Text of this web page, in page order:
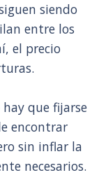
siendo
entre los
el precio
que fijarse
encontrar
sin inflar la
necesarios.